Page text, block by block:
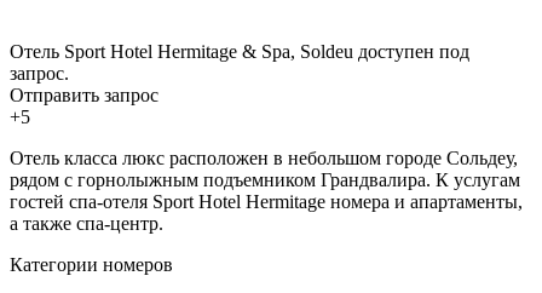
Отель Sport Hotel Hermitage & Spa, Soldeu доступен под
запрос.
Отправить запрос
+5
Отель класса люкс расположен в небольшом городе Сольдеу,
рядом с горнолыжным подъемником Грандвалира. К услугам
гостей спа-отеля Sport Hotel Hermitage номера и апартаменты,
а также спа-центр.
Категории номеров